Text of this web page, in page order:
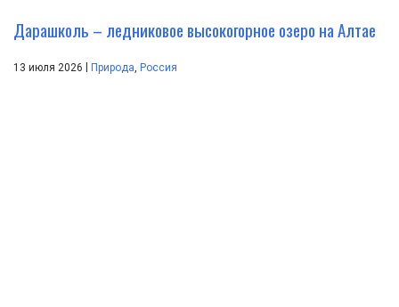
Дарашколь – ледниковое высокогорное озеро на Алтае
13 июля 2026 Природа, Россия